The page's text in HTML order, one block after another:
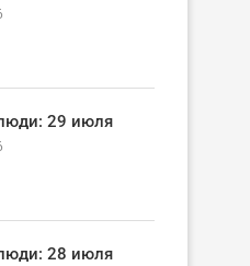
29 июля
28 июля